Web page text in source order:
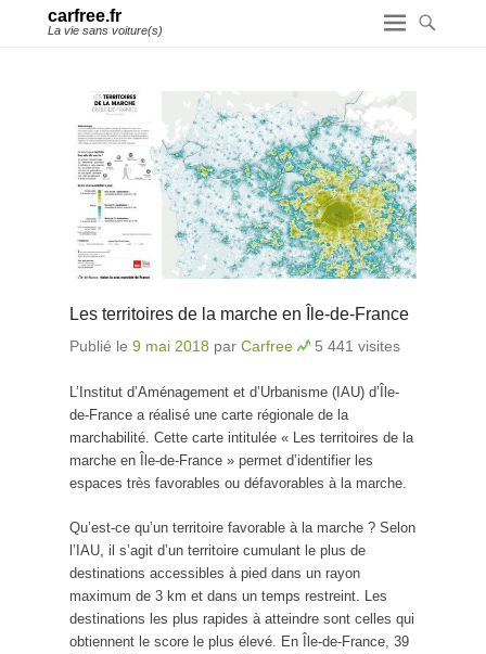
carfree.fr
La vie sans voiture(s)
Les territoires de la marche en Île-de-France
Publié le 9 mai 2018 par Carfree 5 441 visites
L’Institut d’Aménagement et d’Urbanisme (IAU) d’Île-
de-France a réalisé une carte régionale de la
marchabilité. Cette carte intitulée « Les territoires de la
marche en Île-de-France » permet d’identifier les
espaces très favorables ou défavorables à la marche.
Qu’est-ce qu’un territoire favorable à la marche ? Selon
l’IAU, il s’agit d’un territoire cumulant le plus de
destinations accessibles à pied dans un rayon
maximum de 3 km et dans un temps restreint. Les
destinations les plus rapides à atteindre sont celles qui
obtiennent le score le plus élevé. En Île-de-France, 39